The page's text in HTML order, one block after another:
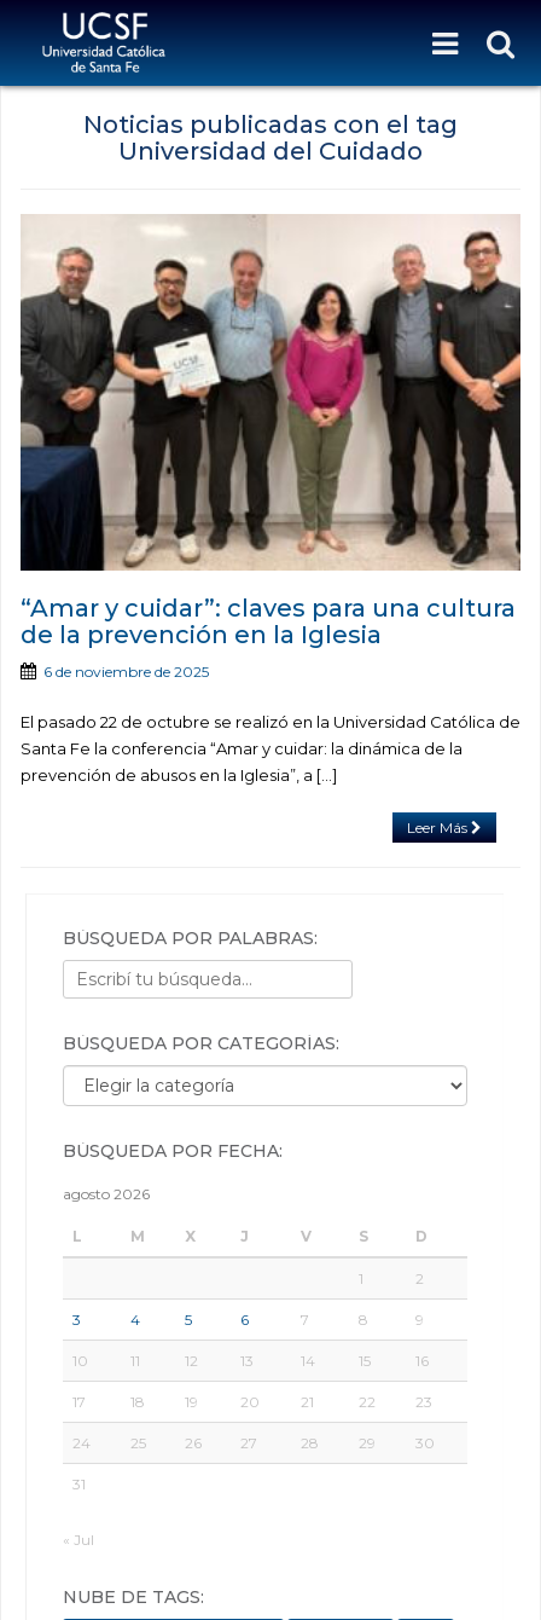
Noticias publicadas con el tag
Universidad del Cuidado
“Amar y cuidar”: claves para una cultura
de la prevención en la Iglesia
6 de noviembre de 2025
El pasado 22 de octubre se realizó en la Universidad Católica de
Santa Fe la conferencia “Amar y cuidar: la dinámica de la
prevención de abusos en la Iglesia”, a […]
Leer Más
BÚSQUEDA POR PALABRAS:
BÚSQUEDA POR CATEGORÍAS:
Búsqueda por categorías:
BÚSQUEDA POR FECHA:
agosto 2026
L M X J V S D
1 2
3 4 5 6 7 8 9
10 11 12 13 14 15 16
17 18 19 20 21 22 23
24 25 26 27 28 29 30
31
« Jul
NUBE DE TAGS: